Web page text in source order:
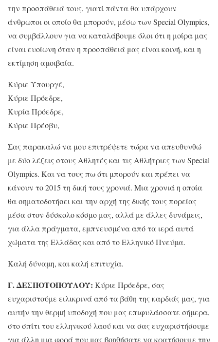
την προσπάθειά τους, γιατί πάντα θα υπάρχουν
άνθρωποι οι οποίο θα μπορούν, μέσω των Special Olympics,
να συμβάλλουν για να καταλάβουμε όλοι ότι η μοίρα μας
είναι ευοίωνη όταν η προσπάθειά μας είναι κοινή, και η
εκτίμηση αμοιβαία.
Κύριε Υπουργέ,
Κύριε Πρόεδρε,
Κυρία Πρόεδρε,
Κύριε Πρέσβυ,
Σας παρακαλώ να μου επιτρέψετε τώρα να απευθυνθώ
με δύο λέξεις στους Αθλητές και τις Αθλήτριες των Special
Olympics. Και να τους πω ότι μπορούν και πρέπει να
κάνουν το 2015 τη δική τους χρονιά. Μια χρονιά η οποία
θα σηματοδοτήσει και την αρχή της δικής τους πορείας
μέσα στον δύσκολο κόσμο μας, αλλά με άλλες δυνάμεις,
για άλλα πράγματα, εμπνευσμένα από τα ιερά αυτά
χώματα της Ελλάδας και από το Ελληνικό Πνεύμα.
Καλή δύναμη, και καλή επιτυχία.
Γ. ΔΕΣΠΟΤΟΠΟΥΛΟΥ: Κύριε Πρόεδρε, σας
ευχαριστούμε ειλικρινά από τα βάθη της καρδιάς μας, για
αυτήν την θερμή υποδοχή που μας επιφυλάσσατε σήμερα,
στο σπίτι του ελληνικού λαού και να σας ευχαριστήσουμε
για άλλη μια φορά που μας βοηθήσατε να κρατήσουμε την